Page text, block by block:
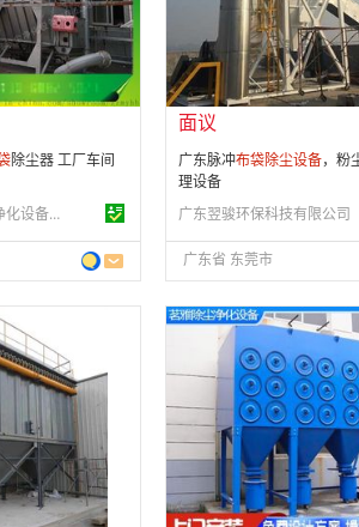
12-20
除尘器 工厂车间
漳州市茗雅除尘净化设备有限公司
成立日期：
2015-07-31
供应产品： 50 条
面议
广东脉冲布袋除尘设备，粉
理设备
广东翌骏环保科技有限公司
广东省 东莞市
造
22
面议
会员注册：第 8 年
经营模式：
生产制造
成立日期：2016-12-20
供应产品：
25 条